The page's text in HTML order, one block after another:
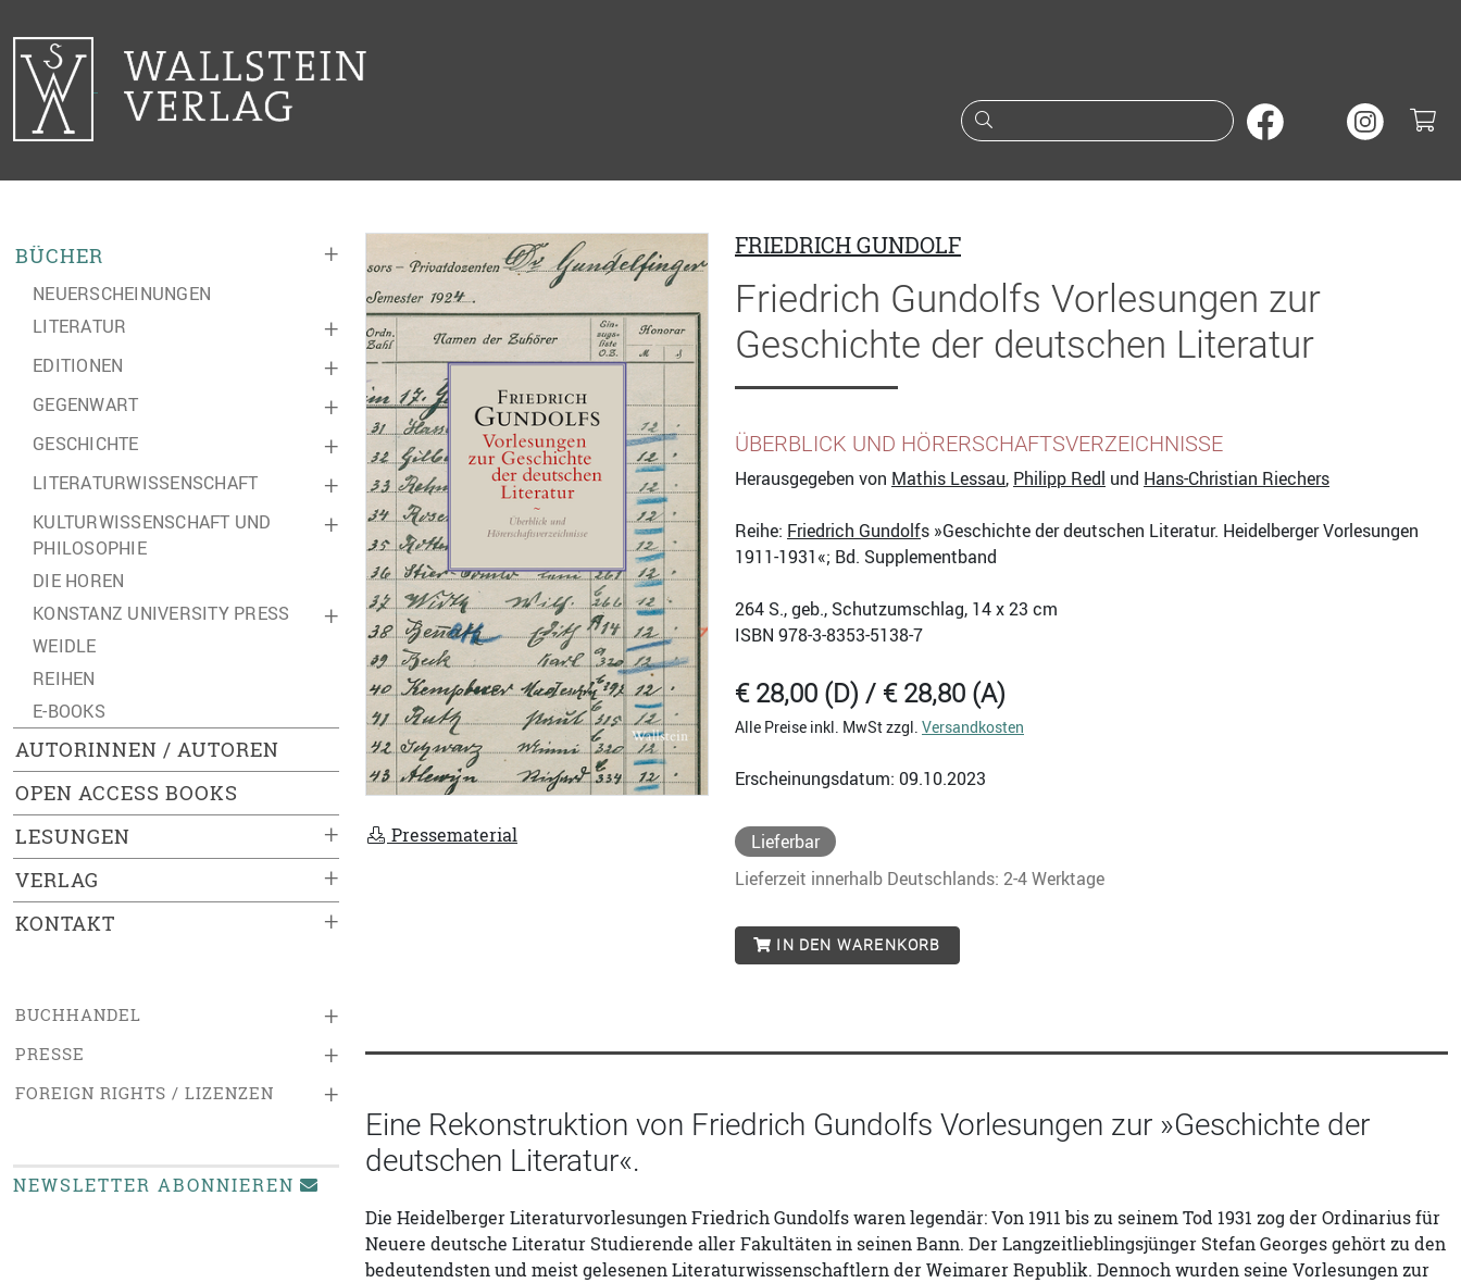
Suche nach Büchern oder
+
BÜCHER
NEUERSCHEINUNGEN
+
LITERATUR
+
EDITIONEN
+
GEGENWART
+
GESCHICHTE
+
LITERATURWISSENSCHAFT
+
KULTURWISSENSCHAFT UND
PHILOSOPHIE
DIE HOREN
+
KONSTANZ UNIVERSITY PRESS
WEIDLE
REIHEN
E-BOOKS
AUTORINNEN / AUTOREN
OPEN ACCESS BOOKS
+
LESUNGEN
+
VERLAG
+
KONTAKT
+
BUCHHANDEL
+
PRESSE
+
FOREIGN RIGHTS / LIZENZEN
NEWSLETTER ABONNIEREN
Pressematerial
FRIEDRICH GUNDOLF
Friedrich Gundolfs Vorlesungen zur
Geschichte der deutschen Literatur
ÜBERBLICK UND HÖRERSCHAFTSVERZEICHNISSE
Herausgegeben von Mathis Lessau, Philipp Redl und Hans-Christian Riechers
Reihe: Friedrich Gundolfs »Geschichte der deutschen Literatur. Heidelberger Vorlesungen
1911-1931«; Bd. Supplementband
264 S., geb., Schutzumschlag, 14 x 23 cm
ISBN 978-3-8353-5138-7
€ 28,00 (D) / € 28,80 (A)
Alle Preise inkl. MwSt zzgl. Versandkosten
Erscheinungsdatum: 09.10.2023
Lieferbar
Lieferzeit innerhalb Deutschlands: 2-4 Werktage
IN DEN WARENKORB
Eine Rekonstruktion von Friedrich Gundolfs Vorlesungen zur »Geschichte der
deutschen Literatur«.
Die Heidelberger Literaturvorlesungen Friedrich Gundolfs waren legendär: Von 1911 bis zu seinem Tod 1931 zog der Ordinarius für
Neuere deutsche Literatur Studierende aller Fakultäten in seinen Bann. Der Langzeitlieblingsjünger Stefan Georges gehört zu den
bedeutendsten und meist gelesenen Literaturwissenschaftlern der Weimarer Republik. Dennoch wurden seine Vorlesungen zur